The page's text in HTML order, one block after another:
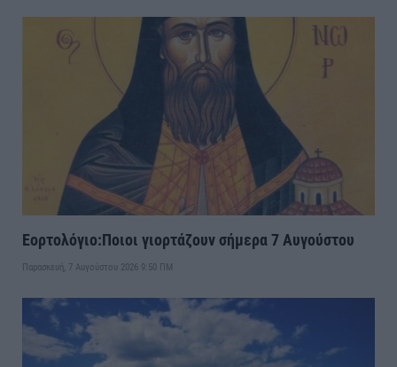
Εορτολόγιο:Ποιοι γιορτάζουν σήμερα 7 Αυγούστου
Παρασκευή, 7 Αυγούστου 2026 9:50 ΠΜ